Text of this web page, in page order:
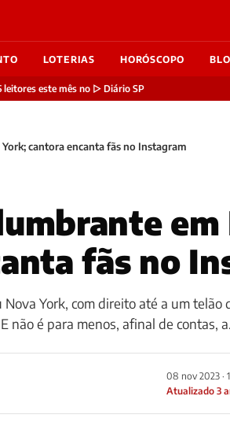
LOTERIAS HORÓSCOPO
leitores este mês no ▷ Diário SP
cantora encanta fãs no Instagram
em
fãs no
York, com direito até a um telão
não é para menos, afinal de contas,
08 nov 2023 ·
Atualizado 3